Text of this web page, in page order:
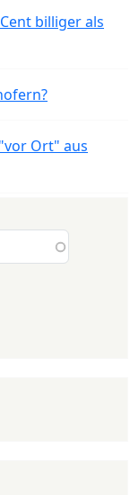
billiger als
Ort" aus